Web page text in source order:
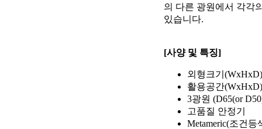
의 다른 광원에서 각각
있습니다.
[사양 및 특징]
외형크기
활용공간
3광원 (D65(or
고품질 안정기
Metameric(조건등